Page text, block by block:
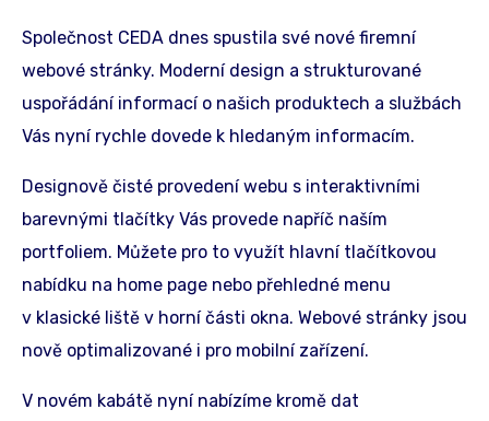
Společnost CEDA dnes spustila své nové firemní
webové stránky. Moderní design a strukturované
uspořádání informací o našich produktech a službách
Vás nyní rychle dovede k hledaným informacím.
Designově čisté provedení webu s interaktivními
barevnými tlačítky Vás provede napříč naším
portfoliem. Můžete pro to využít hlavní tlačítkovou
nabídku na home page nebo přehledné menu
v klasické liště v horní části okna. Webové stránky jsou
nově optimalizované i pro mobilní zařízení.
V novém kabátě nyní nabízíme kromě dat